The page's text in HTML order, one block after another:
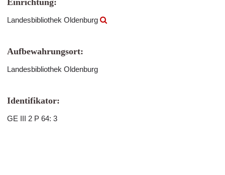
Einrichtung:
Landesbibliothek Oldenburg
Aufbewahrungsort:
Landesbibliothek Oldenburg
Identifikator:
GE III 2 P 64: 3